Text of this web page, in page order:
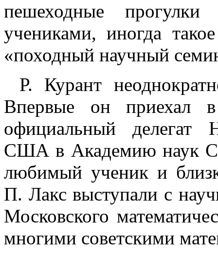
пешеходные
учениками, иногда
«походный научный
Р. Курант
Впервые он
официальный делегат
США в Академию наук
любимый ученик и
П. Лакс выступали с
Московского
многими советскими